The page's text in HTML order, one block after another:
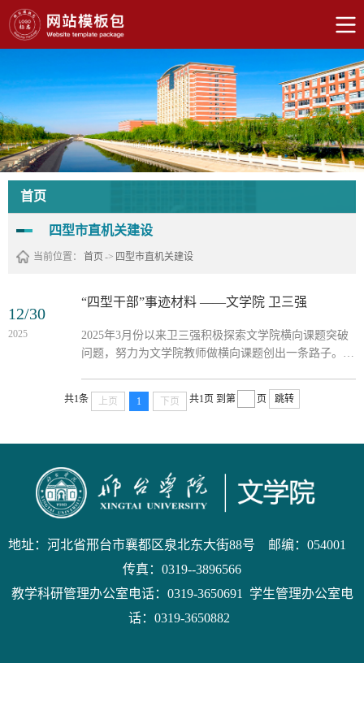
首页
四型市直机关建设
当前位置： 首页-> 四型市直机关建设
12/30
2025
“四型干部”事迹材料 ——文学院 卫三强
2025年3月份以来卫三强积极探索文学院横向课题突破
问题，努力为文学院教师做横向课题创出一条路子。经
责任公司签订了《汉牡丹园传统文化拓展项目》合同。
服务内容是对柏乡汉牡丹园的文化进行挖掘和推广，拓
提升企业竞争力，使汉牡丹园更具知名度和影响力。经
万元。文学院横向课题实现了零的突破，...
共1条 上页 1 下页 共1页 到第 页 跳转
地址：河北省邢台市襄都区泉北东大街88号 邮编：054001
传真：0319--3896566
教学科研管理办公室电话：0319-3650691 学生管理办公室电
话：0319-3650882